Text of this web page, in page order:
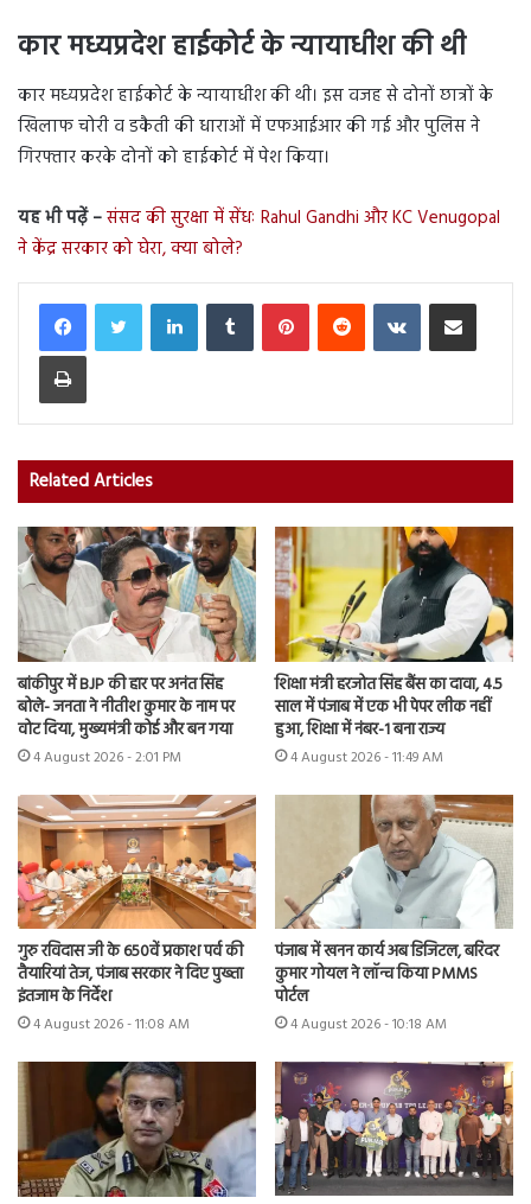
कार मध्यप्रदेश हाईकोर्ट के न्यायाधीश की थी
कार मध्यप्रदेश हाईकोर्ट के न्यायाधीश की थी। इस वजह से दोनों छात्रों के
खिलाफ चोरी व डकैती की धाराओं में एफआईआर की गई और पुलिस ने
गिरफ्तार करके दोनों को हाईकोर्ट में पेश किया।
यह भी पढ़ें –संसद की सुरक्षा में सेंधः Rahul Gandhi और KC Venugopal
ने केंद्र सरकार को घेरा, क्या बोले?
LinkedInTumblr PinterestReddit VKontakteShare via Email
Print
Related Articles
बांकीपुर में BJP की हार पर अनंत सिंह
बोले- जनता ने नीतीश कुमार के नाम पर
वोट दिया, मुख्यमंत्री कोई और बन गया
4 August 2026 - 2:01 PM
शिक्षा मंत्री हरजोत सिंह बैंस का दावा, 4.5
साल में पंजाब में एक भी पेपर लीक नहीं
हुआ, शिक्षा में नंबर-1 बना राज्य
4 August 2026 - 11:49 AM
गुरु रविदास जी के 650वें प्रकाश पर्व की
तैयारियां तेज, पंजाब सरकार ने दिए पुख्ता
इंतजाम के निर्देश
4 August 2026 - 11:08 AM
पंजाब में खनन कार्य अब डिजिटल, बरिंदर
कुमार गोयल ने लॉन्च किया PMMS
पोर्टल
4 August 2026 - 10:18 AM